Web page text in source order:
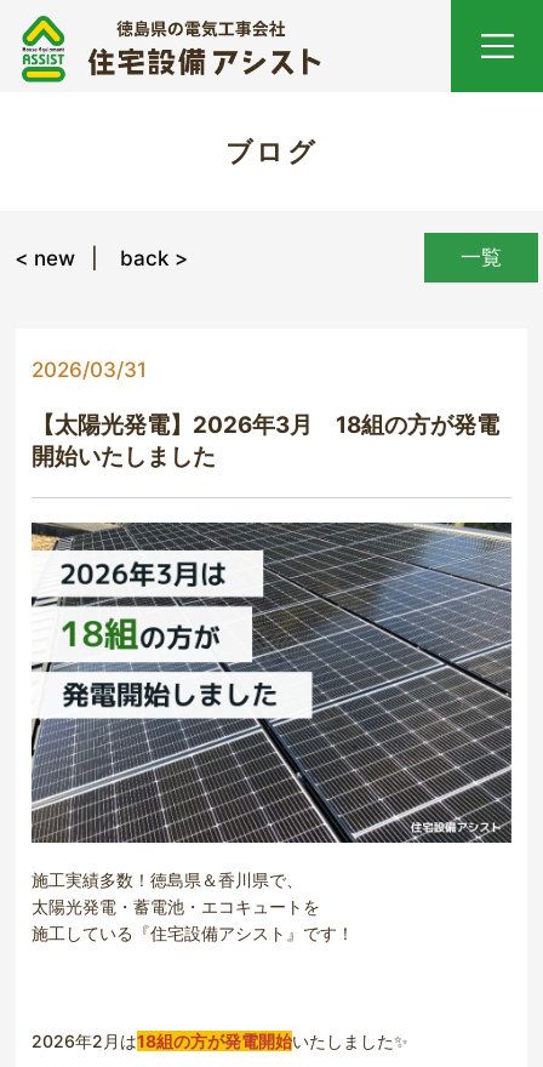
ブログ
一覧
< new back >
2026/03/31
【太陽光発電】2026年3月 18組の方が発電
開始いたしました
施工実績多数！徳島県＆香川県で、
太陽光発電・蓄電池・エコキュートを
施工している『住宅設備アシスト』です！
2026年2月は18組の方が発電開始いたしました✨